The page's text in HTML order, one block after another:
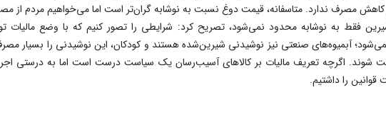
فقط به نوشابه محدود نمی‌شود، تصریح کرد: شرایطی را تصور کنیم که با وضع مالیات
آبمیوه‌های صنعتی نیز نوشیدنی شیرین‌شده هستند و کودکان، این نوشیدنی را بسیار
اگرچه تعریف مالیات بر کالاهای آسیب‌رسان یک سیاست درست است اما به درستی
را داشتیم.